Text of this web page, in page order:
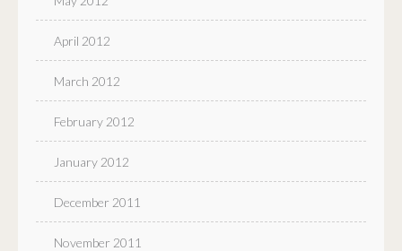
April 2012
March 2012
February 2012
January 2012
December 2011
November 2011